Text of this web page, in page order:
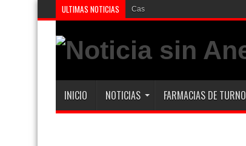
ULTIMAS NOTICIAS Caso Agostina: la querel
INICIO NOTICIAS FARMACIAS DE TURNO